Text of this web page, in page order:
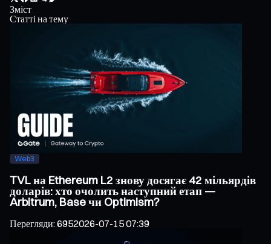
Зміст
Статті на тему
Web3
TVL на Ethereum L2 знову досягає 42 мільярдів
доларів: хто очолить наступний етап —
Arbitrum, Base чи Optimism?
Перегляди:6952026-07-15 07:39